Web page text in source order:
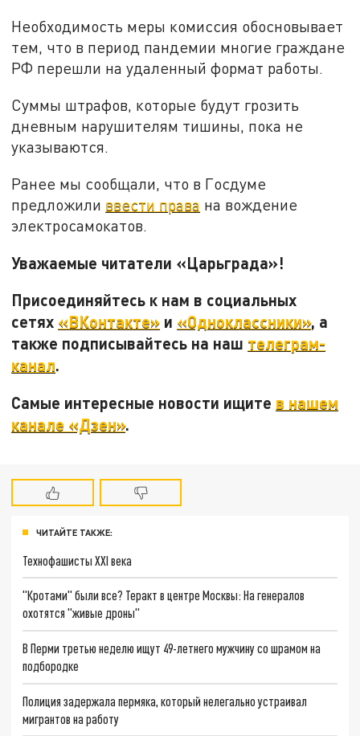
Необходимость меры комиссия обосновывает
тем, что в период пандемии многие граждане
РФ перешли на удаленный формат работы.
Суммы штрафов, которые будут грозить
дневным нарушителям тишины, пока не
указываются.
Ранее мы сообщали, что в Госдуме
предложили ввести права на вождение
электросамокатов.
Уважаемые читатели «Царьграда»!
Присоединяйтесь к нам в социальных
сетях «ВКонтакте» и «Одноклассники», а
также подписывайтесь на наш телеграм-
канал.
Самые интересные новости ищите в нашем
канале «Дзен».
ЧИТАЙТЕ ТАКЖЕ:
Технофашисты XXI века
"Кротами" были все? Теракт в центре Москвы: На генералов
охотятся "живые дроны"
В Перми третью неделю ищут 49-летнего мужчину со шрамом на
подбородке
Полиция задержала пермяка, который нелегально устраивал
мигрантов на работу